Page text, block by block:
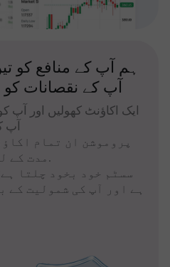
ہم آپ کے منافع کو
آپ کے نقصانات
ایک اکاؤنٹ کھولیں اور آپ
آپ
پروموشن ان تمام
مدت کے لیے درست ہے 31.08.2026.
سسٹم خود بخود چلتا
ہے اور آپ کی شمولیت کے